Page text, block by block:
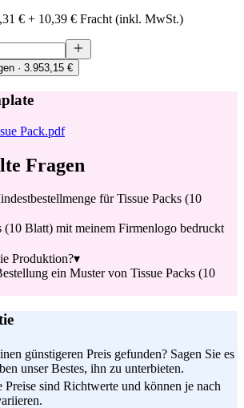
€ + 10,39 € Fracht (inkl. MwSt.)
· 3.953,15 €
Pack.pdf
Fragen
für Tissue Packs (10
(10 Blatt) mit meinem Firmenlogo bedruckt
Produktion?▾
ein Muster von Tissue Packs (10
günstigeren Preis gefunden? Sagen Sie es
unser Bestes, ihn zu unterbieten.
Preise sind Richtwerte und können je nach